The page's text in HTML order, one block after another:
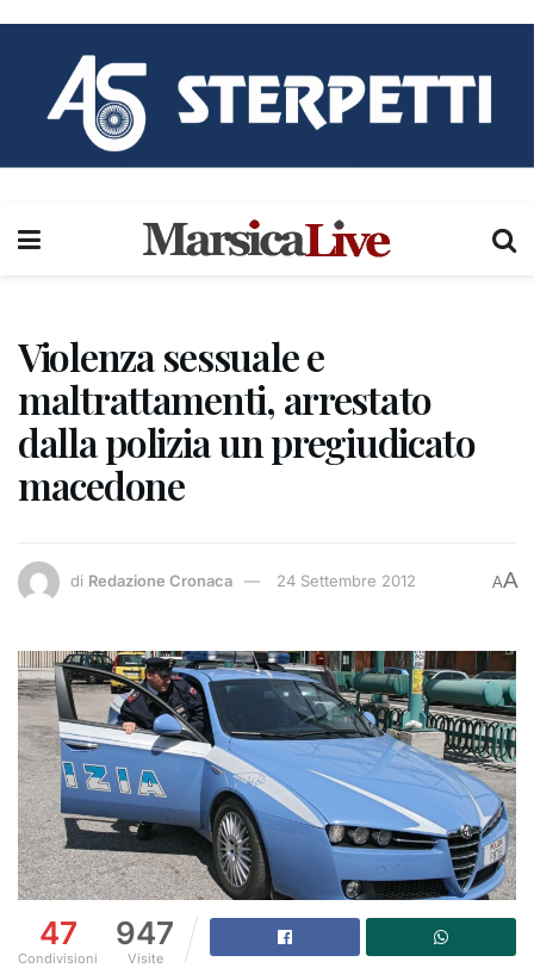
Violenza sessuale e
maltrattamenti, arrestato
dalla polizia un pregiudicato
macedone
di Redazione Cronaca 24 Settembre 2012 AA
47
Condivisioni
947
Visite